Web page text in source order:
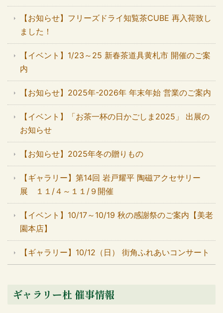
【お知らせ】フリーズドライ知覧茶CUBE 再入荷致し
ました！
【イベント】1/23～25 新春茶道具黄札市 開催のご案
内
【お知らせ】2025年-2026年 年末年始 営業のご案内
【イベント】「お茶一杯の日かごしま2025」 出展の
お知らせ
【お知らせ】2025年冬の贈りもの
【ギャラリー】第14回 岩戸耀平 陶磁アクセサリー
展 １１/４～１１/９開催
【イベント】10/17～10/19 秋の感謝祭のご案内【美老
園本店】
【ギャラリー】10/12（日） 街角ふれあいコンサート
ギャラリー杜 催事情報